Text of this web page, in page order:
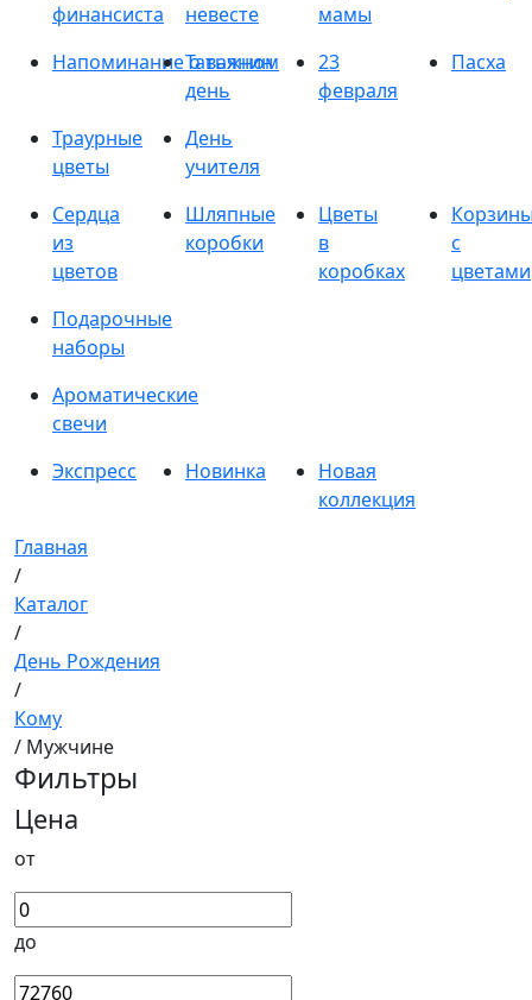
финансиста
невесте
мамы
Напоминание о важном
Татьянин
день
23
февраля
Пасха
Траурные
цветы
День
учителя
Сердца
из
цветов
Шляпные
коробки
Цветы
в
коробках
с
цветами
Подарочные
наборы
Ароматические
свечи
Экспресс
Новинка
Новая
коллекция
Главная
/
Каталог
/
День Рождения
/
Кому
/ Мужчине
Фильтры
Цена
от
до